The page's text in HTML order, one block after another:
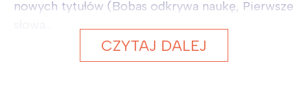
nowych tytułów (Bobas odkrywa naukę, Pierwsze
CZYTAJ DALEJ